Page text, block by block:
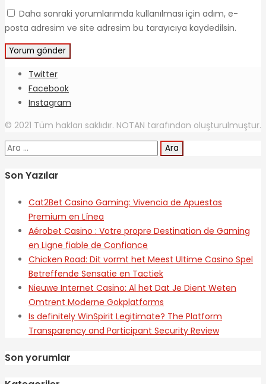
Daha sonraki yorumlarımda kullanılması için adım, e-
posta adresim ve site adresim bu tarayıcıya kaydedilsin.
Twitter
Facebook
Instagram
© 2021 Tüm hakları saklıdır. NOTAN tarafından oluşturulmuştur.
Arama:
Son Yazılar
Cat2Bet Casino Gaming: Vivencia de Apuestas
Premium en Línea
Aérobet Casino : Votre propre Destination de Gaming
en Ligne fiable de Confiance
Chicken Road: Dit vormt het Meest Ultime Casino Spel
Betreffende Sensatie en Tactiek
Nieuwe Internet Casino: Al het Dat Je Dient Weten
Omtrent Moderne Gokplatforms
Is definitely WinSpirit Legitimate? The Platform
Transparency and Participant Security Review
Son yorumlar